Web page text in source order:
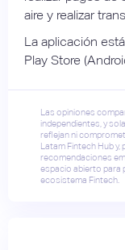
aire y realizar
La aplicación
Play Store
Las opiniones
independientes, y
reflejan ni
Latam Fintech Hub
recomendaciones
espacio abierto para
ecosistema Fintech.